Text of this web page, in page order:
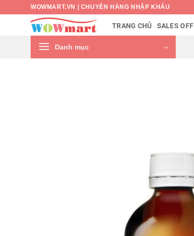
WOWMART.VN | CHUYÊN HÀNG NHẬP KHẨU
TRANG CHỦ SALES OFF
Danh mục